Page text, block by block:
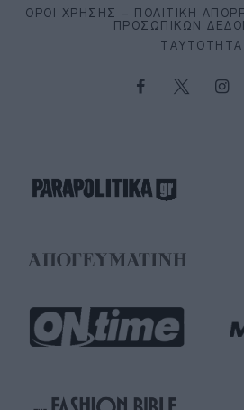
ΌΡΟΙ ΧΡΉΣΗΣ – ΠΟΛΙΤΙΚΉ
ΠΡΟΣΩΠΙΚΏΝ
ΤΑΥΤΌΤΗΤΑ